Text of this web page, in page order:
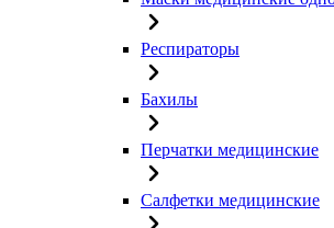
Респираторы
Бахилы
Перчатки медицинские
Салфетки медицинские